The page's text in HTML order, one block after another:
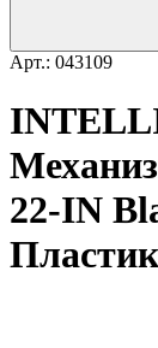
Арт.: 043109
22-IN